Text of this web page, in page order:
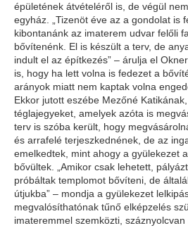
épületének átvételéről is, de végül
egyház. „Tizenöt éve az a gondolat is
kibontanánk az imaterem udvar felőli
bővítenénk. El is készült a terv, de
indult el az építkezés” – árulja el
is, hogy ha lett volna is fedezet a
arányok miatt nem kaptak volna
Ekkor jutott eszébe Mezőné
téglajegyeket, amelyek azóta is
terv is szóba került, hogy
és arrafelé terjeszkednének, de az
emelkedtek, mint ahogy a gyülekezet
bővültek. „Amikor csak lehetett,
próbáltak templomot bővíteni, de
útjukba” – mondja a gyülekezet
megvalósíthatónak tűnő elképzelés
imateremmel szemközti,